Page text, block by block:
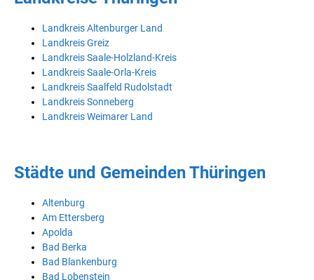
Landkreis Altenburger Land
Landkreis Greiz
Landkreis Saale-Holzland-Kreis
Landkreis Saale-Orla-Kreis
Landkreis Saalfeld Rudolstadt
Landkreis Sonneberg
Landkreis Weimarer Land
Städte und Gemeinden Thüringen
Altenburg
Am Ettersberg
Apolda
Bad Berka
Bad Blankenburg
Bad Lobenstein